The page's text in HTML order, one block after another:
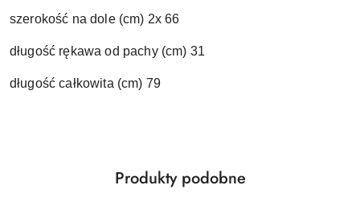
szerokość na dole (cm) 2x 66
długość rękawa od pachy (cm) 31
długość całkowita (cm) 79
Pomiń karuzelę produktów
Produkty
Produkty podobne